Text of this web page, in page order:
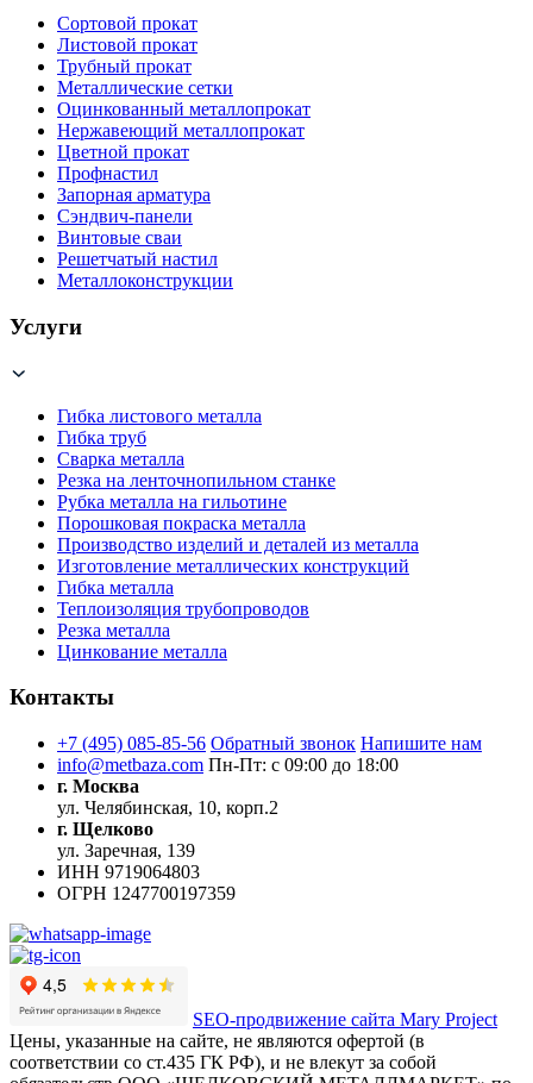
Сортовой прокат
Листовой прокат
Трубный прокат
Металлические сетки
Оцинкованный металлопрокат
Нержавеющий металлопрокат
Цветной прокат
Профнастил
Запорная арматура
Сэндвич-панели
Винтовые сваи
Решетчатый настил
Металлоконструкции
Услуги
Гибка листового металла
Гибка труб
Сварка металла
Резка на ленточнопильном станке
Рубка металла на гильотине
Порошковая покраска металла
Производство изделий и деталей из металла
Изготовление металлических конструкций
Гибка металла
Теплоизоляция трубопроводов
Резка металла
Цинкование металла
Контакты
+7 (495) 085-85-56 Обратный звонок Напишите нам
info@metbaza.com Пн-Пт: с 09:00 до 18:00
г. Москва
ул. Челябинская, 10, корп.2
г. Щелково
ул. Заречная, 139
ИНН 9719064803
ОГРН 1247700197359
SEO-продвижение сайта Mary Project
Цены, указанные на сайте, не являются офертой (в
соответствии со ст.435 ГК РФ), и не влекут за собой